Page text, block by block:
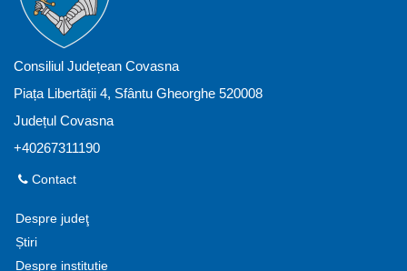
Consiliul Județean Covasna
Piața Libertății 4, Sfântu Gheorghe 520008
Județul Covasna
+40267311190
Contact
Despre judeţ
Știri
Despre instituție